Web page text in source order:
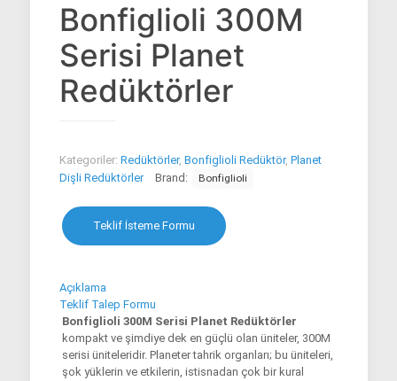
Bonfiglioli 300M
Serisi Planet
Redüktörler
Kategoriler: Redüktörler, Bonfiglioli Redüktör, Planet
Dişli Redüktörler
Brand: Bonfiglioli
Teklif İsteme Formu
Açıklama
Teklif Talep Formu
Bonfiglioli 300M Serisi Planet Redüktörler
kompakt ve şimdiye dek en güçlü olan üniteler, 300M
serisi üniteleridir. Planeter tahrik organları; bu üniteleri,
şok yüklerin ve etkilerin, istisnadan çok bir kural